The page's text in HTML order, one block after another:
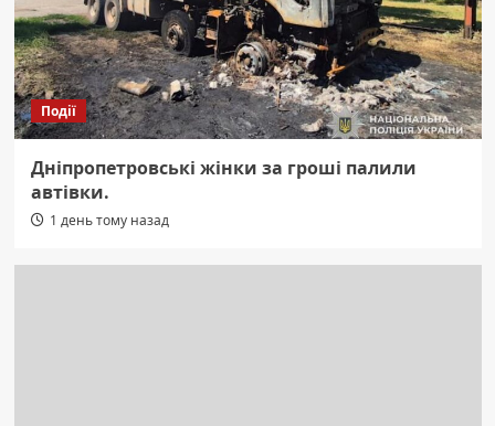
Події
Дніпропетровські жінки за гроші палили
автівки.
1 день тому назад